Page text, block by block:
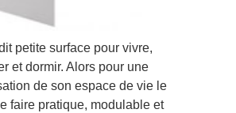
petite surface pour vivre,
et dormir. Alors pour une
de son espace de vie le
faire pratique, modulable et